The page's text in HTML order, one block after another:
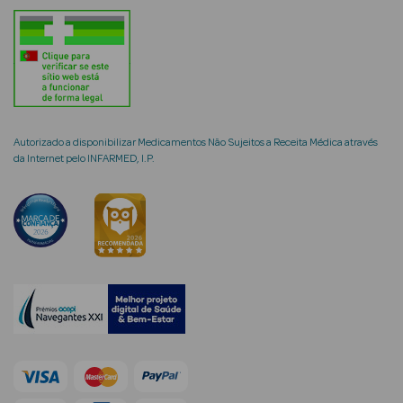
Rosto e
Ver Tudo
Rosto
Hidratantes
Séruns Faciais
Creme de Olhos
Anti-
envelhecimento
Autorizado a disponibilizar Medicamentos Não Sujeitos a Receita Médica através
da Internet pelo INFARMED, I.P.